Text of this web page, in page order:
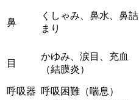
鼻
くしゃみ、鼻水、鼻詰
まり
目
かゆみ、涙目、充血
（結膜炎）
呼吸器 呼吸困難（喘息）